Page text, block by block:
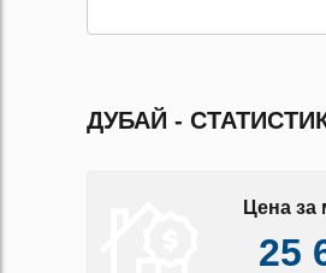
ДУБАЙ -
Цена за
25